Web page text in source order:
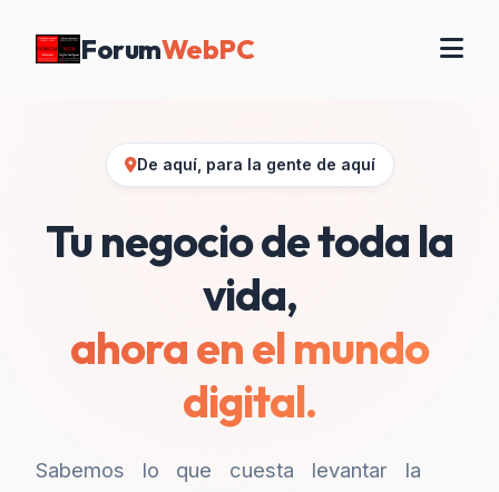
ForumWebPC
De aquí, para la gente de aquí
Tu negocio de toda la
vida,
ahora en el mundo
digital.
Sabemos lo que cuesta levantar la